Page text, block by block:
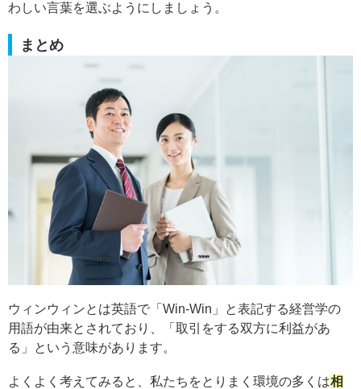
わしい言葉を選ぶようにしましょう。
まとめ
ウィンウィンとは英語で「Win-Win」と表記する経営学の
用語が由来とされており、「取引をする双方に利益があ
る」という意味があります。
よくよく考えてみると、私たちをとりまく環境の多くは相